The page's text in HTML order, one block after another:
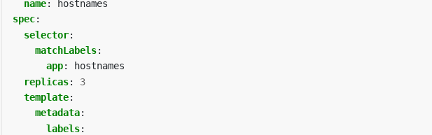
name:
hostnames
spec:
selector:
matchLabels:
app:
hostnames
replicas:
3
template:
metadata:
labels: